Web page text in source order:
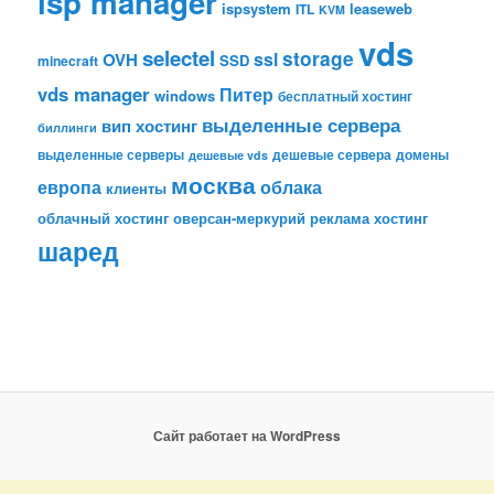
ispsystem ITL KVM leaseweb
minecraft OVH selectel SSD sslstorage vds
vds manager windows Питер бесплатный хостинг
биллинги вип хостинг выделенные сервера
выделенные серверы дешевые vds дешевые сервера домены
европа клиенты москваоблака
облачный хостинг оверсан-меркурий реклама хостинг
шаред
Сайт работает на WordPress